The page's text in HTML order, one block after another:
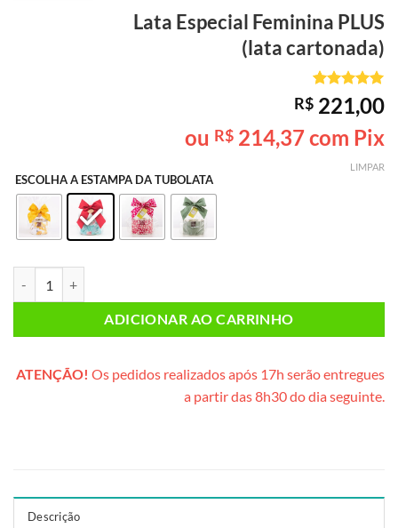
Lata Especial Feminina PLUS
(lata cartonada)
Avaliado
como5de
5, com
baseado em
1
de cliente
R$ 221,00
ou R$ 214,37com Pix
ESCOLHA A ESTAMPA DA TUBOLATA
LIMPAR
ADICIONAR AO CARRINHO
ATENÇÃO! Os pedidos realizados após 17h serão entregues
a partir das 8h30 do dia seguinte.
Descrição